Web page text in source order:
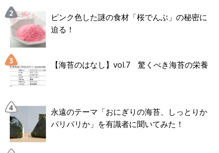
ピンク色した謎の食材「桜でんぶ」の秘密に
迫る！
【海苔のはなし】vol.7 驚くべき海苔の栄養
永遠のテーマ「おにぎりの海苔、しっとりか
パリパリか」を有識者に聞いてみた！